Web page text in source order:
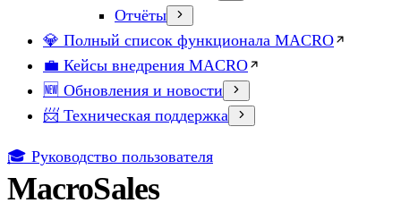
Отчёты
💎 Полный список функционала MACRO
💼 Кейсы внедрения MACRO
🆕 Обновления и новости
📨 Техническая поддержка
🎓 Руководство пользователя
MacroSales